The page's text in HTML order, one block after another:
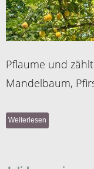
Pflaume und
Mandelbaum,
Weiterlesen